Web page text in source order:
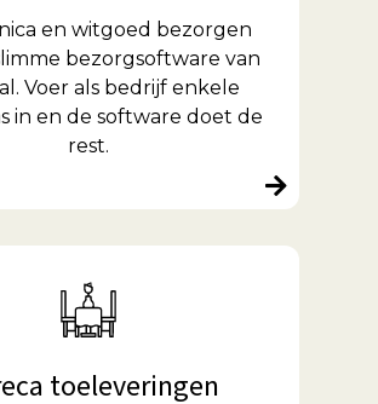
en witgoed bezorgen
bezorgsoftware van
Voer als bedrijf enkele
in en de software doet de
rest.
toeleveringen